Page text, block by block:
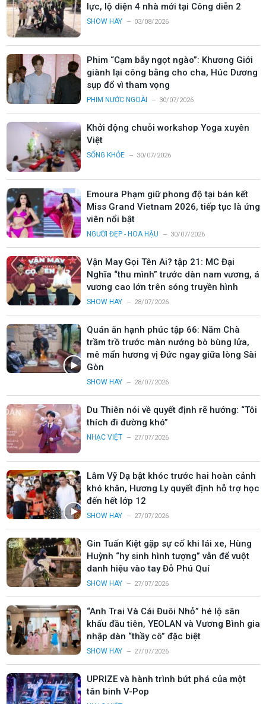
lực, lộ diện 4 nhà mới tại Công diễn 2
SHOW HAY 03/08/2026
Phim “Cạm bẫy ngọt ngào”: Khương Giới
giành lại công bằng cho cha, Húc Dương
sụp đổ vì tham vọng
PHIM NƯỚC NGOÀI 30/07/2026
Khởi động chuỗi workshop Yoga xuyên
Việt
SỐNG KHỎE 30/07/2026
Emoura Phạm giữ phong độ tại bán kết
Miss Grand Vietnam 2026, tiếp tục là ứng
viên nổi bật
NGƯỜI ĐẸP - HOA HẬU 30/07/2026
Vận May Gọi Tên Ai? tập 21: MC Đại
Nghĩa “thu mình” trước dàn nam vương, á
vương cao lớn trên sóng truyền hình
SHOW HAY 28/07/2026
Quán ăn hạnh phúc tập 66: Năm Chà
trầm trồ trước màn nướng bò bùng lửa,
mê mẩn hương vị Đức ngay giữa lòng Sài
Gòn
SHOW HAY 28/07/2026
Du Thiên nói về quyết định rẽ hướng: “Tôi
thích đi đường khó”
NHẠC VIỆT 27/07/2026
Lâm Vỹ Dạ bật khóc trước hai hoàn cảnh
khó khăn, Hương Ly quyết định hỗ trợ học
đến hết lớp 12
SHOW HAY 27/07/2026
Gin Tuấn Kiệt gặp sự cố khi lái xe, Hùng
Huỳnh “hy sinh hình tượng” vẫn để vuột
danh hiệu vào tay Đỗ Phú Quí
SHOW HAY 27/07/2026
“Anh Trai Và Cái Đuôi Nhỏ” hé lộ sân
khấu đầu tiên, YEOLAN và Vương Bình gia
nhập dàn “thầy cô” đặc biệt
SHOW HAY 27/07/2026
UPRIZE và hành trình bứt phá của một
tân binh V-Pop